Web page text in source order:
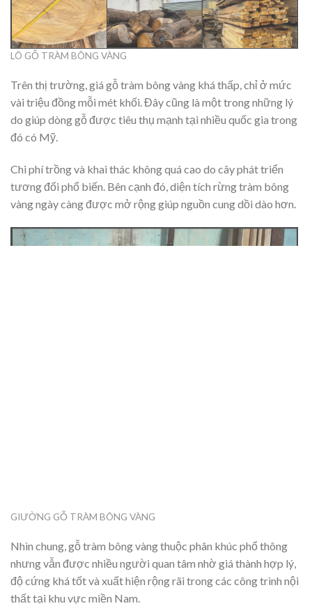
LÔ GỖ TRÀM BÔNG VÀNG
Trên thị trường, giá gỗ tràm bông vàng khá thấp, chỉ ở mức
vài triệu đồng mỗi mét khối. Đây cũng là một trong những lý
do giúp dòng gỗ được tiêu thụ mạnh tại nhiều quốc gia trong
đó có Mỹ.
Chi phí trồng và khai thác không quá cao do cây phát triển
tương đối phổ biến. Bên cạnh đó, diện tích rừng tràm bông
vàng ngày càng được mở rộng giúp nguồn cung dồi dào hơn.
GIƯỜNG GỖ TRÀM BÔNG VÀNG
Nhìn chung, gỗ tràm bông vàng thuộc phân khúc phổ thông
nhưng vẫn được nhiều người quan tâm nhờ giá thành hợp lý,
độ cứng khá tốt và xuất hiện rộng rãi trong các công trình nội
thất tại khu vực miền Nam.